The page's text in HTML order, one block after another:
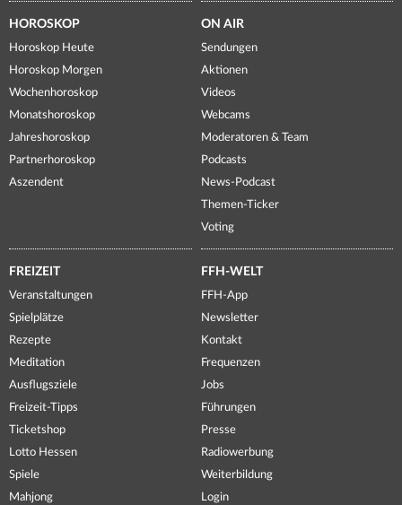
HOROSKOP
Horoskop Heute
Horoskop Morgen
Wochenhoroskop
Monatshoroskop
Jahreshoroskop
Partnerhoroskop
Aszendent
ON AIR
Sendungen
Aktionen
Videos
Webcams
Moderatoren & Team
Podcasts
News-Podcast
Themen-Ticker
Voting
FREIZEIT
Veranstaltungen
Spielplätze
Rezepte
Meditation
Ausflugsziele
Freizeit-Tipps
Ticketshop
Lotto Hessen
Spiele
Mahjong
FFH-WELT
FFH-App
Newsletter
Kontakt
Frequenzen
Jobs
Führungen
Presse
Radiowerbung
Weiterbildung
Login